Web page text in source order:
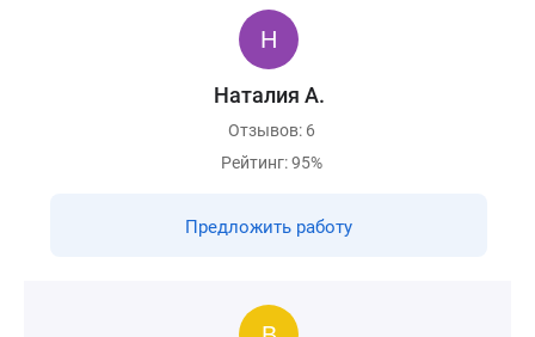
Наталия А.
Отзывов: 6
Рейтинг: 95%
Предложить работу